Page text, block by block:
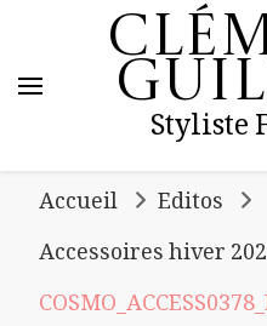
Styliste
Accueil
Editos
Accessoires hiver